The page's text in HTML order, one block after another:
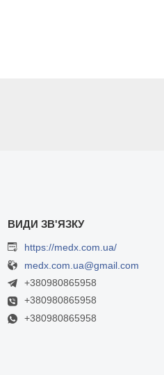
https://medx.com.ua/
medx.com.ua@gmail.com
+380980865958
+380980865958
+380980865958